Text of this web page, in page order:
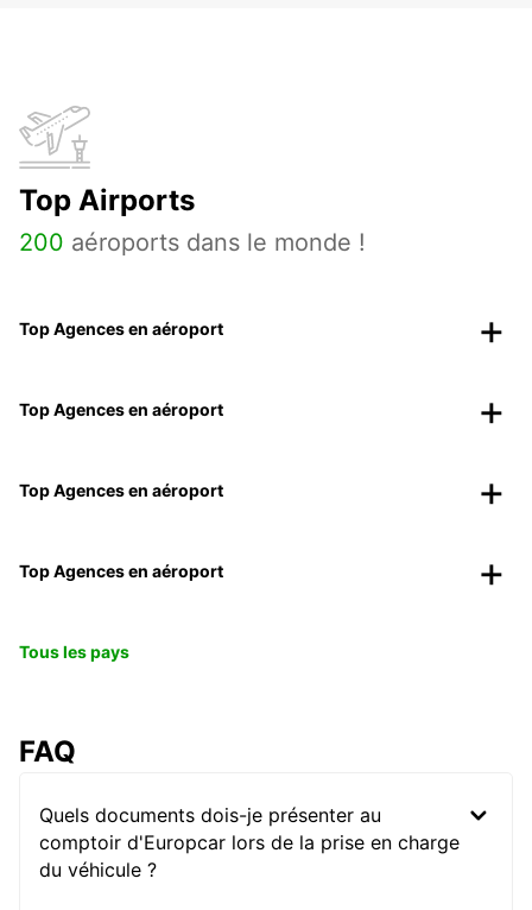
Top Airports
200 aéroports dans le monde !
Top Agences en aéroport
Top Agences en aéroport
Top Agences en aéroport
Top Agences en aéroport
Tous les pays
FAQ
Quels documents dois-je présenter au
comptoir d'Europcar lors de la prise en charge
du véhicule ?